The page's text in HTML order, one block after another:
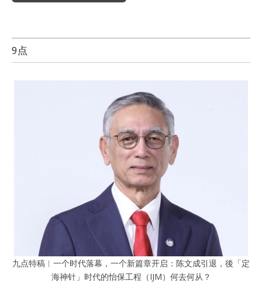
9点
九点特稿︱一个时代落幕，一个新篇章开启：陈文成引退，後「定
海神针」时代的怡保工程（IJM）何去何从？